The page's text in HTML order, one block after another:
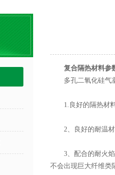
复合隔热材料参
多孔二氧化硅气凝
1.良好的隔热材料
2、良好的耐温材
3、配合的耐火焰
不会出现巨大纤维类